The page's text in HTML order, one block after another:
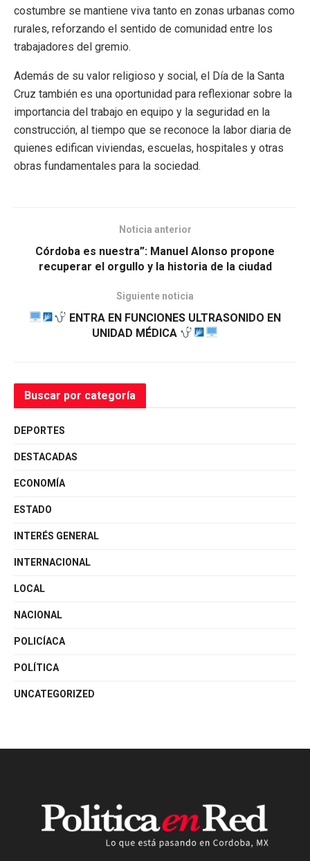
costumbre se mantiene viva tanto en zonas urbanas como
rurales, reforzando el sentido de comunidad entre los
trabajadores del gremio.
Además de su valor religioso y social, el Día de la Santa
Cruz también es una oportunidad para reflexionar sobre la
importancia del trabajo en equipo y la seguridad en la
construcción, al tiempo que se reconoce la labor diaria de
quienes edifican viviendas, escuelas, hospitales y otras
obras fundamentales para la sociedad.
Noticia anterior
Córdoba es nuestra”: Manuel Alonso propone
recuperar el orgullo y la historia de la ciudad
Siguiente noticia
ENTRA EN FUNCIONES ULTRASONIDO EN
UNIDAD MÉDICA
Buscar por categoría
DEPORTES
DESTACADAS
ECONOMÍA
ESTADO
INTERÉS GENERAL
INTERNACIONAL
LOCAL
NACIONAL
POLICÍACA
POLÍTICA
UNCATEGORIZED